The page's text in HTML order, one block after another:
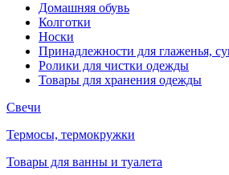
Домашняя обувь
Колготки
Носки
Принадлежности для глаженья,
Ролики для чистки одежды
Товары для хранения одежды
Свечи
Термосы, термокружки
Товары для ванны и туалета